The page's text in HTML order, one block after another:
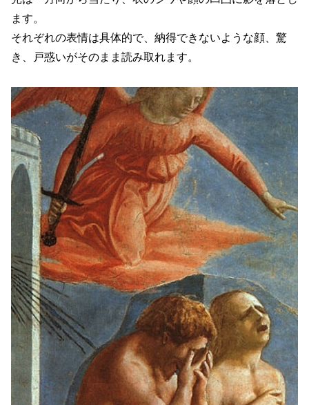
ます。
それぞれの表情は具体的で、納得できないような顔、驚
き、戸惑いがそのまま読み取れます。